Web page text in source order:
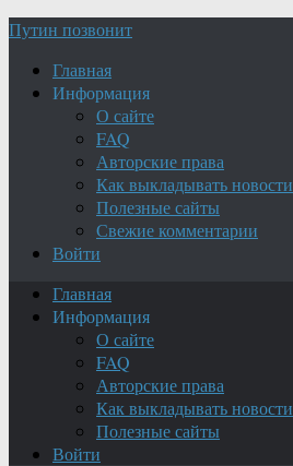
Путин позвонит
Главная
Информация
О сайте
FAQ
Авторские права
Как выкладывать новости
Полезные сайты
Свежие комментарии
Войти
Главная
Информация
О сайте
FAQ
Авторские права
Как выкладывать новости
Полезные сайты
Войти